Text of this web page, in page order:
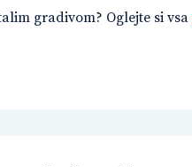
gradivom? Oglejte si vsa